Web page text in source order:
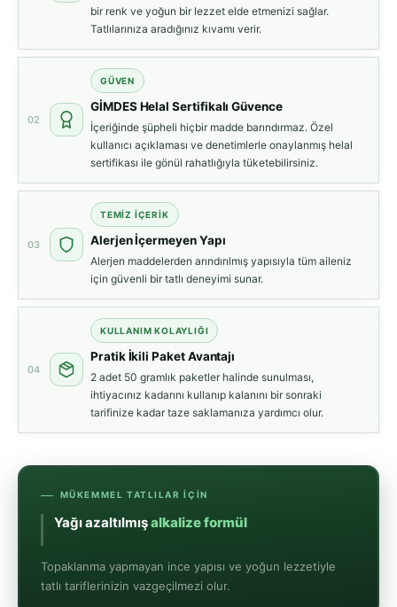
bir renk ve yoğun bir lezzet elde etmenizi sağlar.
Tatlılarınıza aradığınız kıvamı verir.
02
GÜVEN
GİMDES Helal Sertifikalı Güvence
İçeriğinde şüpheli hiçbir madde barındırmaz. Özel
kullanıcı açıklaması ve denetimlerle onaylanmış helal
sertifikası ile gönül rahatlığıyla tüketebilirsiniz.
03
TEMIZ İÇERIK
Alerjen İçermeyen Yapı
Alerjen maddelerden arındırılmış yapısıyla tüm aileniz
için güvenli bir tatlı deneyimi sunar.
04
KULLANIM KOLAYLIĞI
Pratik İkili Paket Avantajı
2 adet 50 gramlık paketler halinde sunulması,
ihtiyacınız kadarını kullanıp kalanını bir sonraki
tarifinize kadar taze saklamanıza yardımcı olur.
MÜKEMMEL TATLILAR İÇIN
Yağı azaltıl
Topaklanma yapmayan ince yapısı ve yoğun lezzetiyle
tatlı tariflerinizin vazgeçilmezi olur.